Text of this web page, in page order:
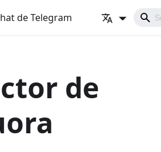
de Telegram
de